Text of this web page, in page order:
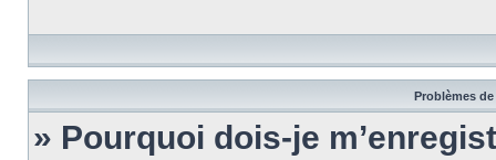
Problèmes
» Pourquoi dois-je